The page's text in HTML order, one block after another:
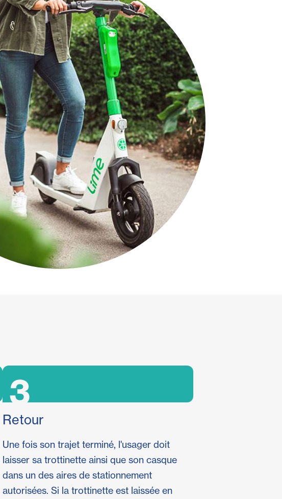
3
Retour
Une fois son trajet terminé, l'usager doit
laisser sa trottinette ainsi que son casque
dans un des aires de stationnement
autorisées. Si la trottinette est laissée en